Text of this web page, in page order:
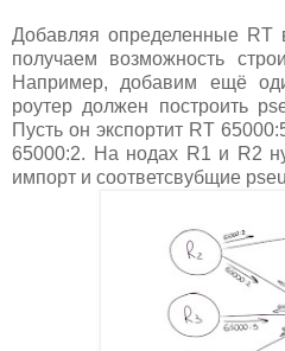
Добавляя определенные RT
получаем возможность
Например, добавим ещё
роутер должен построить
Пусть он экспортит RT
65000:2. На нодах R1 и R2
импорт и соответсвубщие